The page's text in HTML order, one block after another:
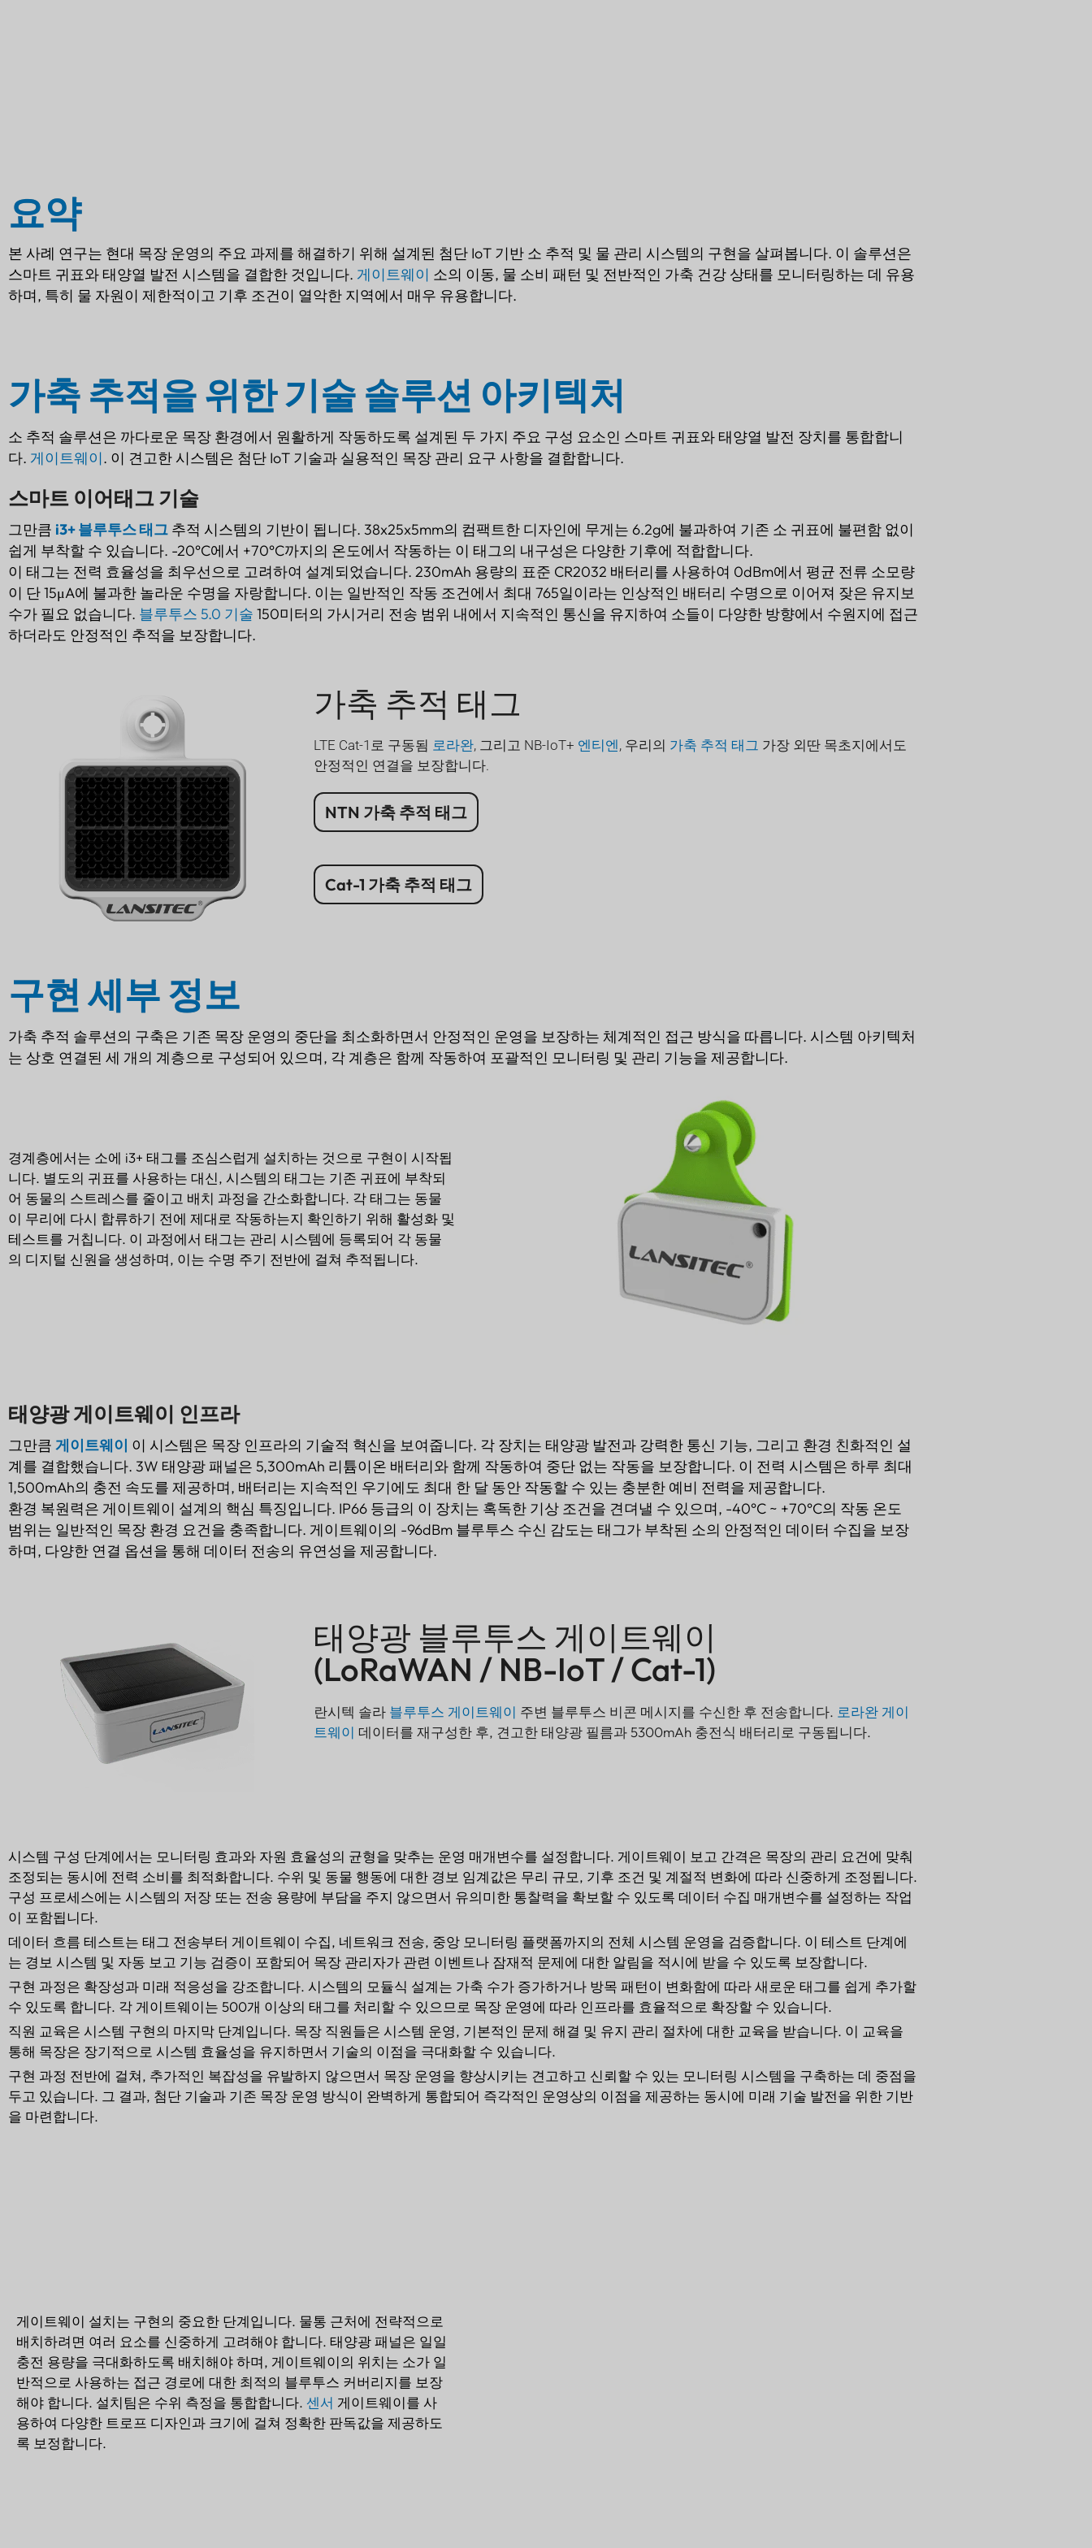
요약
본 사례 연구는 현대 목장 운영의 주요 과제를 해결하기 위해 설계된 첨단 IoT 기반 소 추적 및 물 관리 시스템의 구현을 살펴봅니다. 이 솔루션은
스마트 귀표와 태양열 발전 시스템을 결합한 것입니다. 게이트웨이 소의 이동, 물 소비 패턴 및 전반적인 가축 건강 상태를 모니터링하는 데 유용
하며, 특히 물 자원이 제한적이고 기후 조건이 열악한 지역에서 매우 유용합니다.
가축 추적을 위한 기술 솔루션 아키텍처
소 추적 솔루션은 까다로운 목장 환경에서 원활하게 작동하도록 설계된 두 가지 주요 구성 요소인 스마트 귀표와 태양열 발전 장치를 통합합니
다. 게이트웨이. 이 견고한 시스템은 첨단 IoT 기술과 실용적인 목장 관리 요구 사항을 결합합니다.
스마트 이어태그 기술
그만큼 i3+ 블루투스 태그 추적 시스템의 기반이 됩니다. 38x25x5mm의 컴팩트한 디자인에 무게는 6.2g에 불과하여 기존 소 귀표에 불편함 없이
쉽게 부착할 수 있습니다. -20°C에서 +70°C까지의 온도에서 작동하는 이 태그의 내구성은 다양한 기후에 적합합니다.
이 태그는 전력 효율성을 최우선으로 고려하여 설계되었습니다. 230mAh 용량의 표준 CR2032 배터리를 사용하여 0dBm에서 평균 전류 소모량
이 단 15μA에 불과한 놀라운 수명을 자랑합니다. 이는 일반적인 작동 조건에서 최대 765일이라는 인상적인 배터리 수명으로 이어져 잦은 유지보
수가 필요 없습니다. 블루투스 5.0 기술 150미터의 가시거리 전송 범위 내에서 지속적인 통신을 유지하여 소들이 다양한 방향에서 수원지에 접근
하더라도 안정적인 추적을 보장합니다.
가축 추적 태그
LTE Cat-1로 구동됨 로라완, 그리고 NB-IoT+ 엔티엔, 우리의 가축 추적 태그 가장 외딴 목초지에서도
안정적인 연결을 보장합니다.
NTN 가축 추적 태그
Cat-1 가축 추적 태그
구현 세부 정보
가축 추적 솔루션의 구축은 기존 목장 운영의 중단을 최소화하면서 안정적인 운영을 보장하는 체계적인 접근 방식을 따릅니다. 시스템 아키텍처
는 상호 연결된 세 개의 계층으로 구성되어 있으며, 각 계층은 함께 작동하여 포괄적인 모니터링 및 관리 기능을 제공합니다.
경계층에서는 소에 i3+ 태그를 조심스럽게 설치하는 것으로 구현이 시작됩
니다. 별도의 귀표를 사용하는 대신, 시스템의 태그는 기존 귀표에 부착되
어 동물의 스트레스를 줄이고 배치 과정을 간소화합니다. 각 태그는 동물
이 무리에 다시 합류하기 전에 제대로 작동하는지 확인하기 위해 활성화 및
테스트를 거칩니다. 이 과정에서 태그는 관리 시스템에 등록되어 각 동물
의 디지털 신원을 생성하며, 이는 수명 주기 전반에 걸쳐 추적됩니다.
태양광 게이트웨이 인프라
그만큼 게이트웨이 이 시스템은 목장 인프라의 기술적 혁신을 보여줍니다. 각 장치는 태양광 발전과 강력한 통신 기능, 그리고 환경 친화적인 설
계를 결합했습니다. 3W 태양광 패널은 5,300mAh 리튬이온 배터리와 함께 작동하여 중단 없는 작동을 보장합니다. 이 전력 시스템은 하루 최대
1,500mAh의 충전 속도를 제공하며, 배터리는 지속적인 우기에도 최대 한 달 동안 작동할 수 있는 충분한 예비 전력을 제공합니다.
환경 복원력은 게이트웨이 설계의 핵심 특징입니다. IP66 등급의 이 장치는 혹독한 기상 조건을 견뎌낼 수 있으며, -40°C ~ +70°C의 작동 온도
범위는 일반적인 목장 환경 요건을 충족합니다. 게이트웨이의 -96dBm 블루투스 수신 감도는 태그가 부착된 소의 안정적인 데이터 수집을 보장
하며, 다양한 연결 옵션을 통해 데이터 전송의 유연성을 제공합니다.
태양광 블루투스 게이트웨이
(LoRaWAN / NB-IoT / Cat-1)
란시텍 솔라 블루투스 게이트웨이 주변 블루투스 비콘 메시지를 수신한 후 전송합니다. 로라완 게이
트웨이 데이터를 재구성한 후, 견고한 태양광 필름과 5300mAh 충전식 배터리로 구동됩니다.
시스템 구성 단계에서는 모니터링 효과와 자원 효율성의 균형을 맞추는 운영 매개변수를 설정합니다. 게이트웨이 보고 간격은 목장의 관리 요건에 맞춰
조정되는 동시에 전력 소비를 최적화합니다. 수위 및 동물 행동에 대한 경보 임계값은 무리 규모, 기후 조건 및 계절적 변화에 따라 신중하게 조정됩니다.
구성 프로세스에는 시스템의 저장 또는 전송 용량에 부담을 주지 않으면서 유의미한 통찰력을 확보할 수 있도록 데이터 수집 매개변수를 설정하는 작업
이 포함됩니다.
데이터 흐름 테스트는 태그 전송부터 게이트웨이 수집, 네트워크 전송, 중앙 모니터링 플랫폼까지의 전체 시스템 운영을 검증합니다. 이 테스트 단계에
는 경보 시스템 및 자동 보고 기능 검증이 포함되어 목장 관리자가 관련 이벤트나 잠재적 문제에 대한 알림을 적시에 받을 수 있도록 보장합니다.
구현 과정은 확장성과 미래 적응성을 강조합니다. 시스템의 모듈식 설계는 가축 수가 증가하거나 방목 패턴이 변화함에 따라 새로운 태그를 쉽게 추가할
수 있도록 합니다. 각 게이트웨이는 500개 이상의 태그를 처리할 수 있으므로 목장 운영에 따라 인프라를 효율적으로 확장할 수 있습니다.
직원 교육은 시스템 구현의 마지막 단계입니다. 목장 직원들은 시스템 운영, 기본적인 문제 해결 및 유지 관리 절차에 대한 교육을 받습니다. 이 교육을
통해 목장은 장기적으로 시스템 효율성을 유지하면서 기술의 이점을 극대화할 수 있습니다.
구현 과정 전반에 걸쳐, 추가적인 복잡성을 유발하지 않으면서 목장 운영을 향상시키는 견고하고 신뢰할 수 있는 모니터링 시스템을 구축하는 데 중점을
두고 있습니다. 그 결과, 첨단 기술과 기존 목장 운영 방식이 완벽하게 통합되어 즉각적인 운영상의 이점을 제공하는 동시에 미래 기술 발전을 위한 기반
을 마련합니다.
게이트웨이 설치는 구현의 중요한 단계입니다. 물통 근처에 전략적으로
배치하려면 여러 요소를 신중하게 고려해야 합니다. 태양광 패널은 일일
충전 용량을 극대화하도록 배치해야 하며, 게이트웨이의 위치는 소가 일
반적으로 사용하는 접근 경로에 대한 최적의 블루투스 커버리지를 보장
해야 합니다. 설치팀은 수위 측정을 통합합니다. 센서 게이트웨이를 사
용하여 다양한 트로프 디자인과 크기에 걸쳐 정확한 판독값을 제공하도
록 보정합니다.